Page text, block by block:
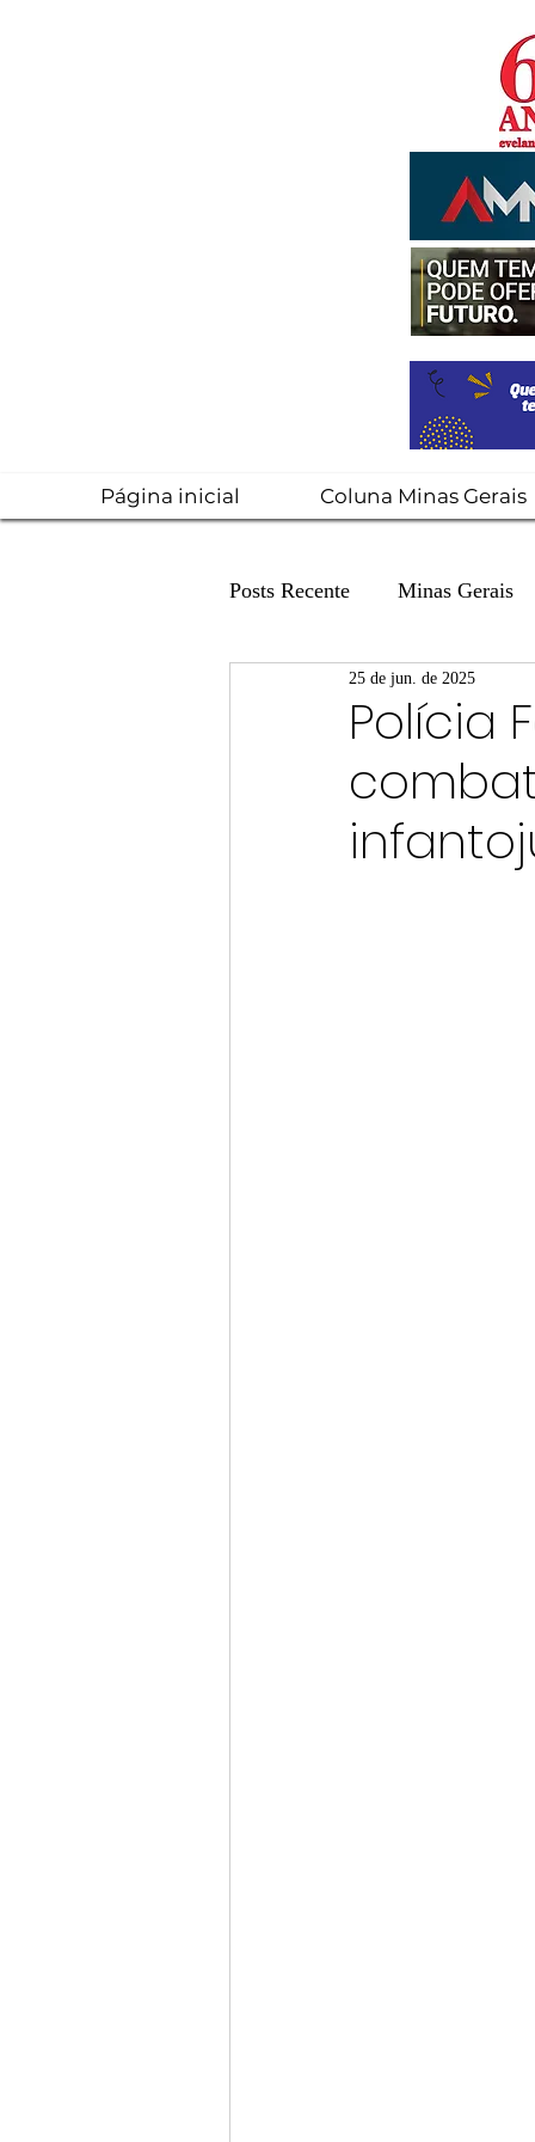
Página inicial Coluna Minas Gerais
Posts Recente Minas Gerais
Coluna Fatos e Versões
Coluna: Agenda 21
Post
Polícia
25 de jun. de 2025